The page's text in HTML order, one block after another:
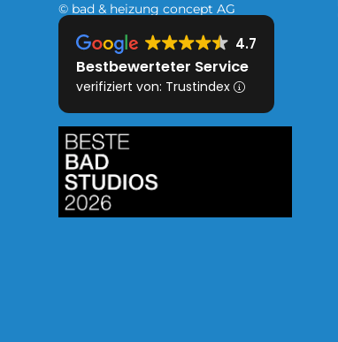
© bad & heizung concept AG
4.7
Bestbewerteter Service
verifiziert von: Trustindex
Bild